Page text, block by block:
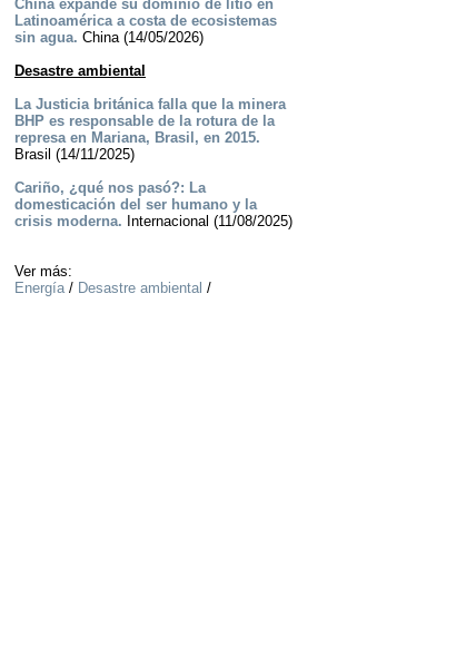
China expande su dominio de litio en
Latinoamérica a costa de ecosistemas
sin agua. China (14/05/2026)
Desastre ambiental
La Justicia británica falla que la minera
BHP es responsable de la rotura de la
represa en Mariana, Brasil, en 2015.
Brasil (14/11/2025)
Cariño, ¿qué nos pasó?: La
domesticación del ser humano y la
crisis moderna. Internacional (11/08/2025)
Ver más:
Energía/ Desastre ambiental /